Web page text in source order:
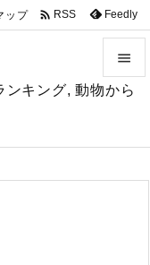
ンキング, 動物から



ップ  RSS Feedly